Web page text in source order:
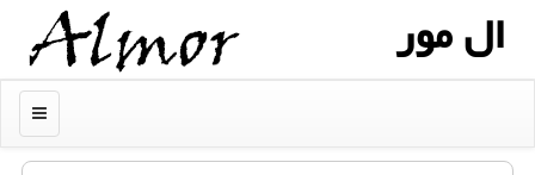
ال مور
منو